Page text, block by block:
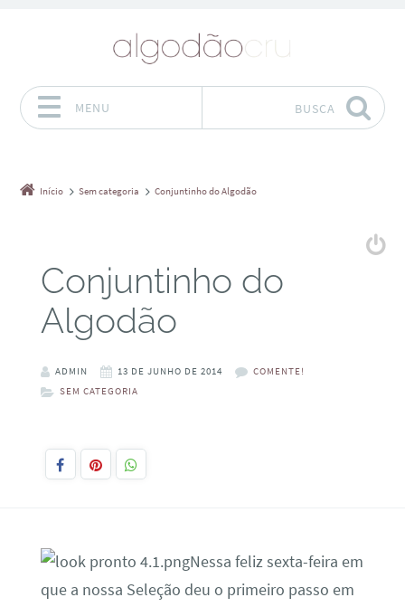
MENU BUSCA
Início Sem categoria Conjuntinho do Algodão
Conjuntinho do
Algodão
ADMIN 13 DE JUNHO DE 2014
COMENTE!
SEM CATEGORIA
Nessa feliz sexta-feira em
que a nossa Seleção deu o primeiro passo em